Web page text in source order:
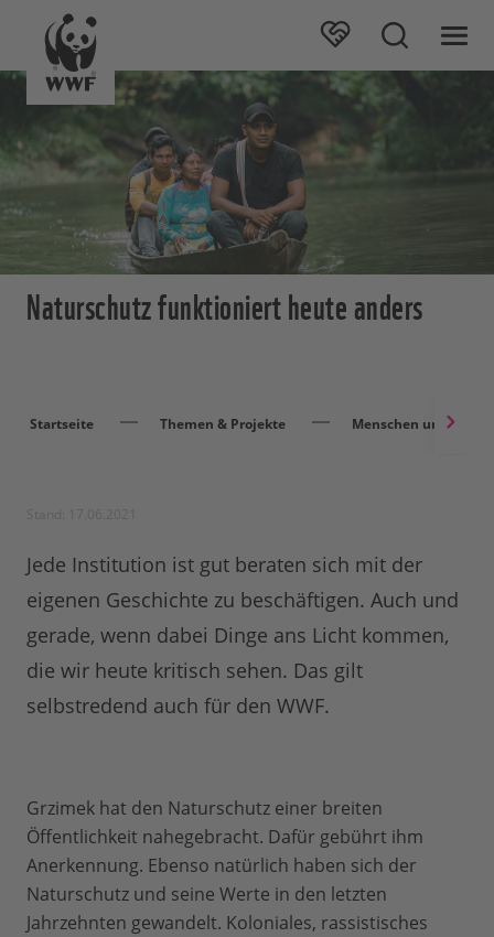
Naturschutz funktioniert heute anders
Startseite Themen & Projekte Menschen und
Jede Institution ist gut beraten sich mit der
eigenen Geschichte zu beschäftigen. Auch und
gerade, wenn dabei Dinge ans Licht kommen,
die wir heute kritisch sehen. Das gilt
selbstredend auch für den WWF.
Grzimek hat den Naturschutz einer breiten
Öffentlichkeit nahegebracht. Dafür gebührt ihm
Anerkennung. Ebenso natürlich haben sich der
Naturschutz und seine Werte in den letzten
Jahrzehnten gewandelt. Koloniales, rassistisches